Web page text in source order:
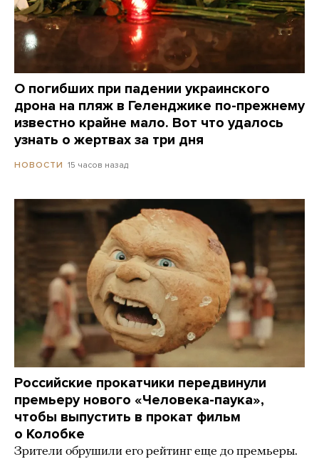
О погибших при падении украинского
дрона на пляж в Геленджике по-прежнему
известно крайне мало. Вот что удалось
узнать о жертвах за три дня
НОВОСТИ 15 часов назад
Российские прокатчики передвинули
премьеру нового «Человека-паука»,
чтобы выпустить в прокат фильм
о Колобке
Зрители обрушили его рейтинг еще до премьеры.